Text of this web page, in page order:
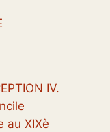
IV.
au XIXè